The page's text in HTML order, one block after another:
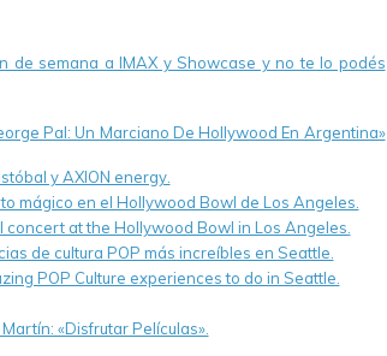
de semana a IMAX y Showcase y no te lo podés
Pal: Un Marciano De Hollywood En Argentina»
y AXION energy.
mágico en el Hollywood Bowl de Los Angeles.
at the Hollywood Bowl in Los Angeles.
de cultura POP más increíbles en Seattle.
POP Culture experiences to do in Seattle.
«Disfrutar Películas».